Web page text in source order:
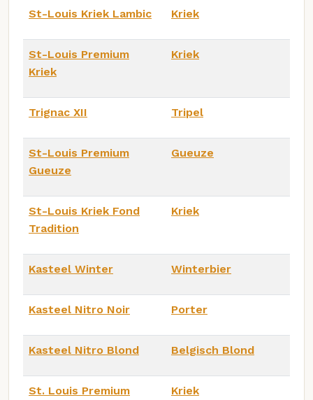
St-Louis Kriek Lambic Kriek
St-Louis Premium
Kriek
Kriek
Trignac XII Tripel
St-Louis Premium
Gueuze
Gueuze
St-Louis Kriek Fond
Tradition
Kriek
Kasteel Winter Winterbier
Kasteel Nitro Noir Porter
Kasteel Nitro Blond Belgisch Blond
St. Louis Premium
Kriek